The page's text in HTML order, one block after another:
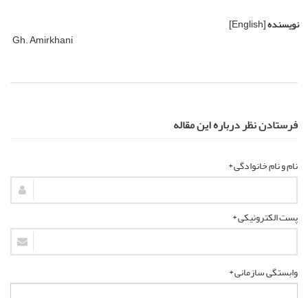
نویسنده[English]
Gh. Amirkhani
فرستادن نظر درباره این مقاله
نام و نام خانوادگی *
پست الکترونیکی *
وابستگی سازمانی *